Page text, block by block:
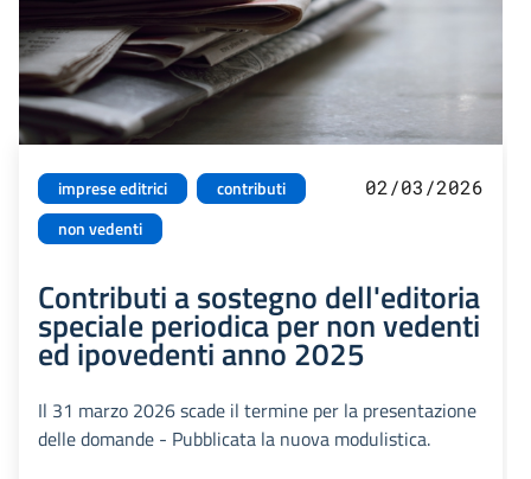
imprese editrici
contributi
non vedenti
02/03/2026
Contributi a sostegno dell'editoria
speciale periodica per non vedenti
ed ipovedenti anno 2025
Il 31 marzo 2026 scade il termine per la presentazione
delle domande - Pubblicata la nuova modulistica.